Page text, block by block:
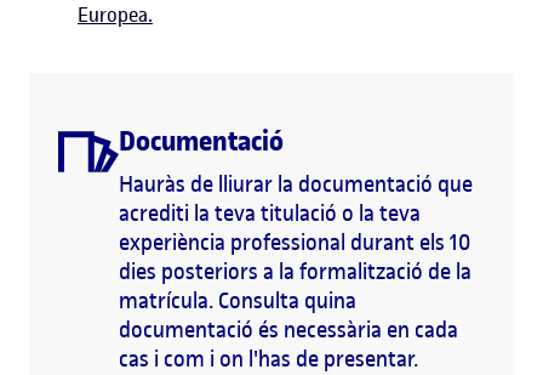
Europea.
Documentació
Hauràs de lliurar la documentació que
acrediti la teva titulació o la teva
experiència professional durant els 10
dies posteriors a la formalització de la
matrícula. Consulta quina
documentació és necessària en cada
cas i com i on l'has de presentar.